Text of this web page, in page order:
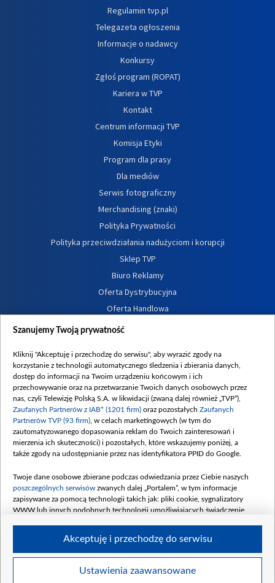
Regulamin tvp.pl
Telegazeta ogłoszenia
Informacje o nadawcy
Konkursy
Zgłoś program (ROPAT)
Kariera w TVP
Kontakt
Centrum informacji TVP
Komisja Etyki
Program dla prasy
Dla mediów
Serwis fotograficzny
Merchandising (znaki)
Polityka Prywatności
Polityka przeciwdziałania nadużyciom i korupcji
Sklep TVP
Biuro Reklamy
Oferta Dystrybucyjna
Oferta Handlowa
Dostępność
Procedura zgłoszeń wewnętrznych
Szanujemy Twoją prywatność
Kliknij "Akceptuję i przechodzę do serwisu", aby wyrazić zgody na
korzystanie z technologii automatycznego śledzenia i zbierania danych,
dostęp do informacji na Twoim urządzeniu końcowym i ich
przechowywanie oraz na przetwarzanie Twoich danych osobowych przez
nas, czyli Telewizję Polską S.A. w likwidacji (zwaną dalej również „TVP”),
Zaufanych Partnerów z IAB* (1201 firm) oraz pozostałych Zaufanych
Partnerów TVP (93 firm) , w celach marketingowych (w tym do
zautomatyzowanego dopasowania reklam do Twoich zainteresowań i
mierzenia ich skuteczności) i pozostałych, które wskazujemy poniżej, a
także zgody na udostępnianie przez nas identyfikatora PPID do Google.
Twoje dane osobowe zbierane podczas odwiedzania przez Ciebie naszych
poszczególnych serwisów zwanych dalej „Portalem”, w tym informacje
zapisywane za pomocą technologii takich jak: pliki cookie, sygnalizatory
WWW lub innych podobnych technologii umożliwiających świadczenie
Twoje dane osobowe zbierane podczas odwiedzania przez Ciebie
Ustawienia zaawansowane
Akceptuję i przechodzę do serwisu